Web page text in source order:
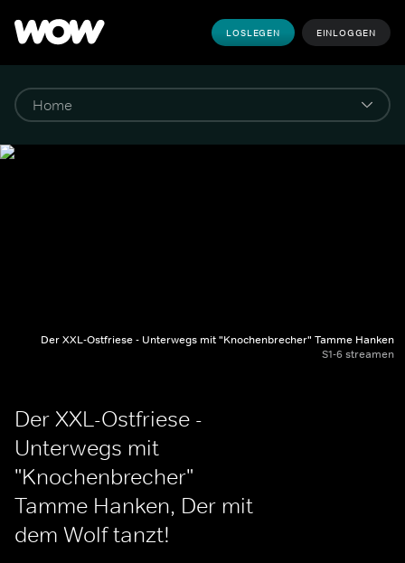
LOSLEGEN EINLOGGEN
Der XXL-Ostfriese - Unterwegs mit "Knochenbrecher" Tamme Hanken
S1-6 streamen
Der XXL-Ostfriese -
Unterwegs mit
"Knochenbrecher"
Tamme Hanken, Der mit
dem Wolf tanzt!